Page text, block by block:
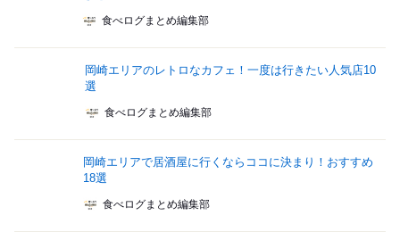
食べログまとめ編集部
岡崎エリアのレトロなカフェ！一度は行きたい人気店10
選
食べログまとめ編集部
岡崎エリアで居酒屋に行くならココに決まり！おすすめ
18選
食べログまとめ編集部